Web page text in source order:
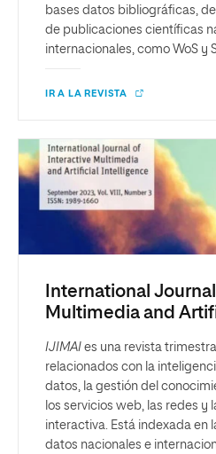
bases datos bibliográficas,
de publicaciones científicas
internacionales, como WoS y
IR A LA REVISTA
International
Multimedia and
IJIMAI es una revista
relacionados con la
datos, la gestión del
los servicios web, las redes y
interactiva. Está indexada en
datos nacionales e